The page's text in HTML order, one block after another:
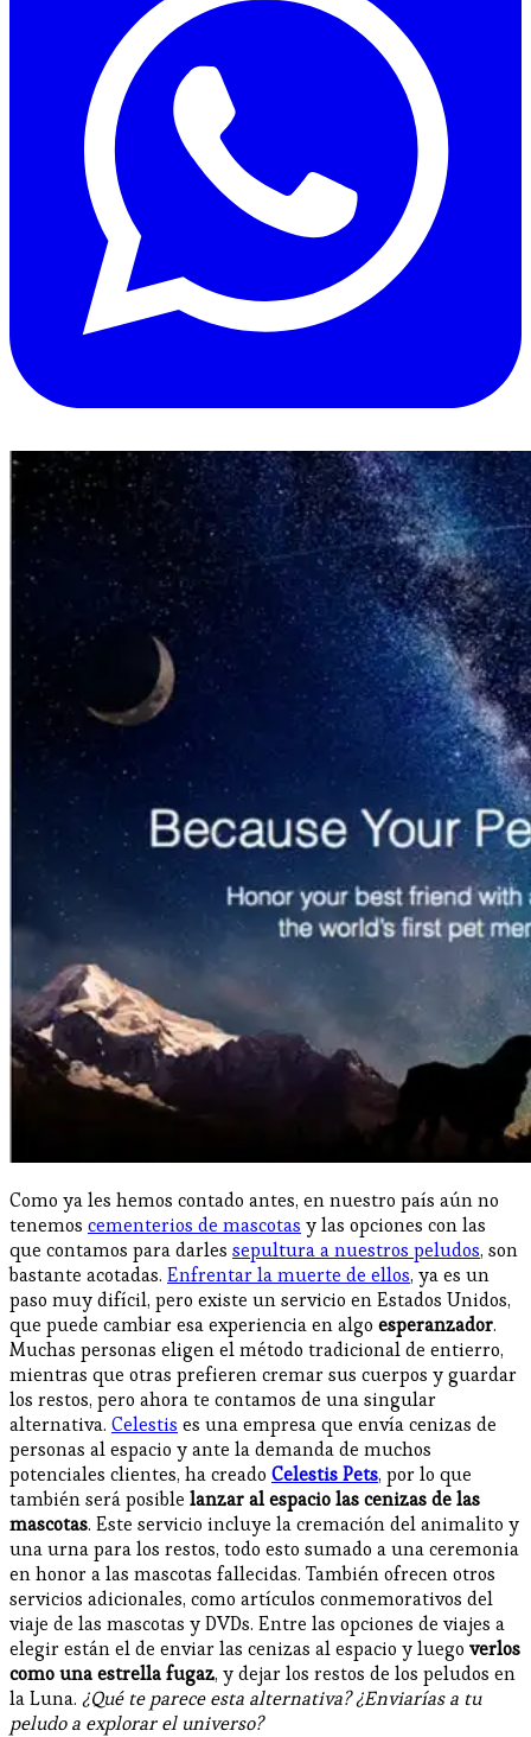
Como ya les hemos contado antes, en nuestro país aún no
tenemos cementerios de mascotas y las opciones con las
que contamos para darles sepultura a nuestros peludos, son
bastante acotadas. Enfrentar la muerte de ellos, ya es un
paso muy difícil, pero existe un servicio en Estados Unidos,
que puede cambiar esa experiencia en algo esperanzador.
Muchas personas eligen el método tradicional de entierro,
mientras que otras prefieren cremar sus cuerpos y guardar
los restos, pero ahora te contamos de una singular
alternativa. Celestis es una empresa que envía cenizas de
personas al espacio y ante la demanda de muchos
potenciales clientes, ha creado Celestis Pets, por lo que
también será posible lanzar al espacio las cenizas de las
mascotas. Este servicio incluye la cremación del animalito y
una urna para los restos, todo esto sumado a una ceremonia
en honor a las mascotas fallecidas. También ofrecen otros
servicios adicionales, como artículos conmemorativos del
viaje de las mascotas y DVDs. Entre las opciones de viajes a
elegir están el de enviar las cenizas al espacio y luego verlos
como una estrella fugaz, y dejar los restos de los peludos en
la Luna. ¿Qué te parece esta alternativa? ¿Enviarías a tu
peludo a explorar el universo?